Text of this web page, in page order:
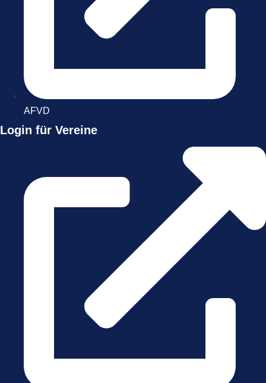
AFVD
Login für Vereine